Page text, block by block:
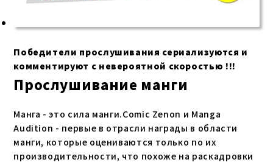
Победители прослушивания сериализуются и
комментируют с невероятной скоростью !!!
Прослушивание манги
Манга - это сила манги.Comic Zenon и Manga
Audition - первые в отрасли награды в области
манги, которые оцениваются только по их
производительности, что похоже на раскадровки